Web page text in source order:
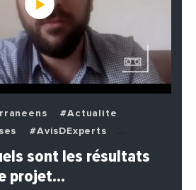
#Actualite
#AvisDExperts
sont les résultats
projet…